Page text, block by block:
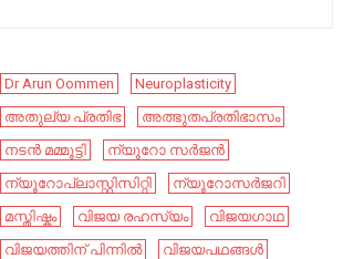
Dr Arun Oommen
Neuroplasticity
അതുല്യ പ്രതിഭ
അത്ഭുതപ്രതിഭാസം
നടൻ മമ്മൂട്ടി
ന്യൂറോ സർജൻ
ന്യൂറോപ്ലാസ്റ്റിസിറ്റി
ന്യൂറോസർജറി
മസ്തിഷ്കം
വിജയ രഹസ്യം
വിജയഗാഥ
വിജയത്തിന് പിന്നിൽ
വിജയപഥങ്ങൾ